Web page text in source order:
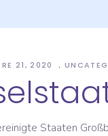
21, 2020
Staaten